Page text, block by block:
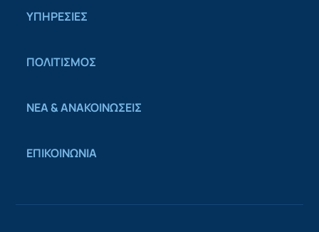
ΥΠΗΡΕΣΙΕΣ
ΠΟΛΙΤΙΣΜΟΣ
ΝΕΑ & ΑΝΑΚΟΙΝΩΣΕΙΣ
ΕΠΙΚΟΙΝΩΝΙΑ